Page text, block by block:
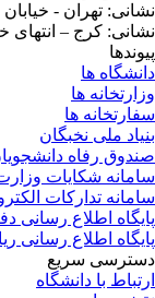
تهران - خیابان
کرج – انتهای
ها
ها
ها
ملی نخبگان
رفاه دانشجویان
شکایات وزارت
تدارکات
اطلاع رسانی
اطلاع رسانی
سریع
با دانشگاه